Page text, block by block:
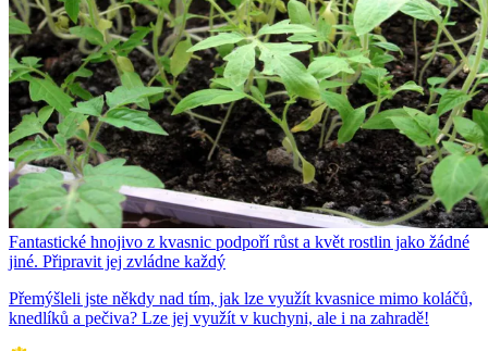
Fantastické hnojivo z kvasnic podpoří růst a květ rostlin jako žádné
jiné. Připravit jej zvládne každý
Přemýšleli jste někdy nad tím, jak lze využít kvasnice mimo koláčů,
knedlíků a pečiva? Lze jej využít v kuchyni, ale i na zahradě!